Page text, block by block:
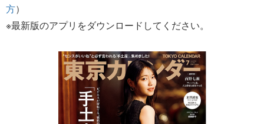
方）
※最新版のアプリをダウンロードしてください。